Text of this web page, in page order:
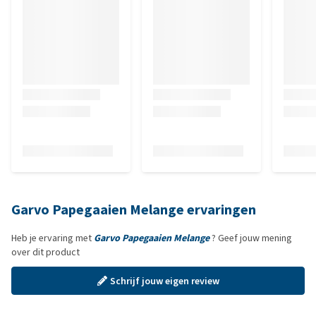
Garvo Papegaaien Melange ervaringen
Heb je ervaring met Garvo Papegaaien Melange? Geef jouw mening
over dit product
Schrijf jouw eigen review